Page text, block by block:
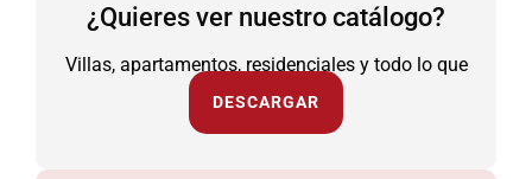
¿Quieres ver nuestro catálogo?
Villas, apartamentos, residenciales y todo lo que
DESCARGAR